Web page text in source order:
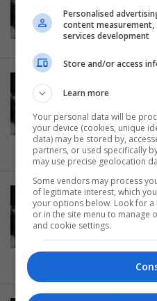
Ηρώδειο
24.08.2017
Ειρήνη
Εθνικό
24.08.2017
ΑΡΧΑΙΑ
Ειρήνη
Εθνικό
24.08.2017
Personalised
content measurement,
services development
Store and/or access
Learn more
Your personal data will be
your device (cookies, unique
data) may be stored by,
partners, or used specifically
may use precise geolocation
Some vendors may process
of legitimate interest, which
your options below. Look for
or in the site menu to manage
and cookie settings.